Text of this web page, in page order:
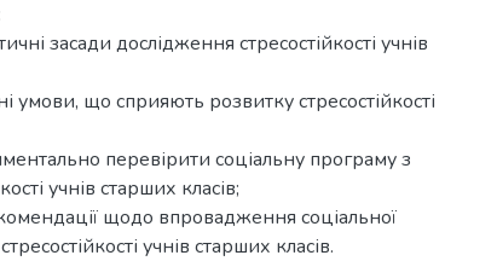
засади дослідження стресостійкості учнів
умови, що сприяють розвитку стресостійкості
перевірити соціальну програму з
учнів старших класів;
щодо впровадження соціальної
учнів старших класів.